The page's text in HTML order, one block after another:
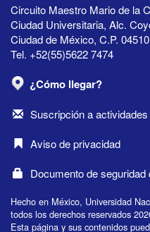
Circuito Maestro Mario de la
Ciudad Universitaria, Alc.
Ciudad de México, C.P. 04510
Tel. +52(55)5622 7474
¿Cómo llegar?
Suscripción a
Aviso de privacidad
Documento de
Hecho en México, Universidad
todos los derechos reservados
Esta página y sus contenidos